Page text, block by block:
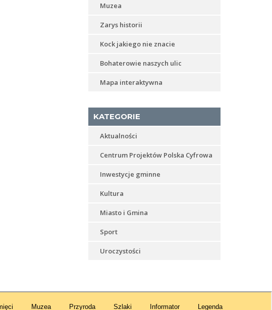
Muzea
Zarys historii
Kock jakiego nie znacie
Bohaterowie naszych ulic
Mapa interaktywna
KATEGORIE
Aktualności
Centrum Projektów Polska Cyfrowa
Inwestycje gminne
Kultura
Miasto i Gmina
Sport
Uroczystości